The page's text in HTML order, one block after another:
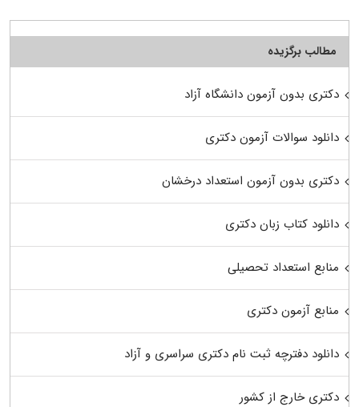
مطالب برگزیده
دکتری بدون آزمون دانشگاه آزاد
دانلود سوالات آزمون دکتری
دکتری بدون آزمون استعداد درخشان
دانلود کتاب زبان دکتری
منابع استعداد تحصیلی
منابع آزمون دکتری
دانلود دفترچه ثبت نام دکتری سراسری و آزاد
دکتری خارج از کشور